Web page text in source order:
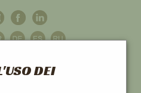
DEI